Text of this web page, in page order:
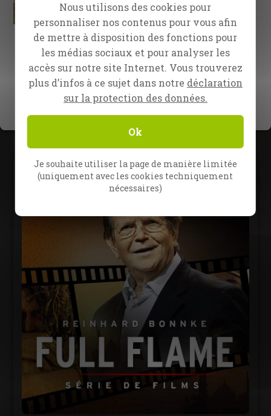
Film 7
Le message des
messages (Chine)
Film 8
Perdu en mer
1
Nous utilisons des cookies pour
personnaliser nos contenus pour vous afin
de mettre à disposition des fonctions pour
les médias sociaux et pour analyser les
accès sur notre site Internet. Vous trouverez
plus d’infos à ce sujet dans notre déclaration
sur la protection des données.
Ok
Je souhaite utiliser la page de manière limitée
(uniquement avec les cookies techniquement
nécessaires)